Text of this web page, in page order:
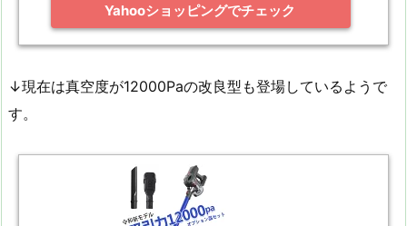
Yahooショッピングでチェック
↓現在は真空度が12000Paの改良型も登場しているようで
す。